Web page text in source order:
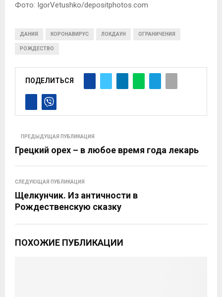
Фото: IgorVetushko/depositphotos.com
ДАНИЯ КОРОНАВИРУС ЛОКДАУН ОГРАНИЧЕНИЯ
РОЖДЕСТВО
ПОДЕЛИТЬСЯ
ПРЕДЫДУЩАЯ ПУБЛИКАЦИЯ
Грецкий орех – в любое время года лекарь
СЛЕДУЮЩАЯ ПУБЛИКАЦИЯ
Щелкунчик. Из античности в
Рождественскую сказку
ПОХОЖИЕ ПУБЛИКАЦИИ